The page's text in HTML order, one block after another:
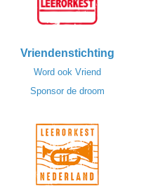
Vriendenstichting
Word ook Vriend
Sponsor de droom